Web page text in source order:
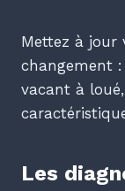
Mettez à jour
changement
vacant à
Les